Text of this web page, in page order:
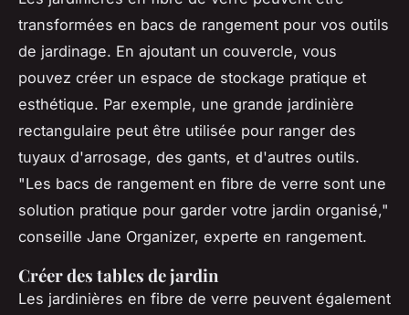
transformées en bacs de rangement pour vos outils
de jardinage. En ajoutant un couvercle, vous
pouvez créer un espace de stockage pratique et
esthétique. Par exemple, une grande jardinière
rectangulaire peut être utilisée pour ranger des
tuyaux d'arrosage, des gants, et d'autres outils.
"Les bacs de rangement en fibre de verre sont une
solution pratique pour garder votre jardin organisé,"
conseille Jane Organizer, experte en rangement.
Créer des tables de jardin
Les jardinières en fibre de verre peuvent également